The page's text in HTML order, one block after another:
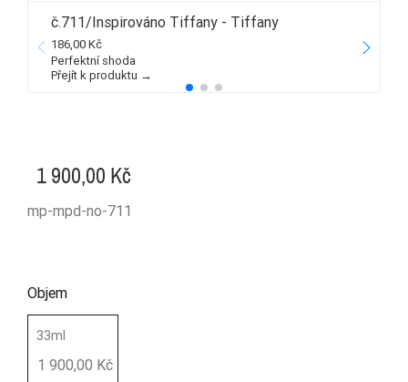
č.711/Inspirováno Tiffany - Tiffany
186,00 Kč
Perfektní shoda
Přejít k produktu →
1 900,00 Kč
mp-mpd-no-711
Objem
33ml
1 900,00 Kč